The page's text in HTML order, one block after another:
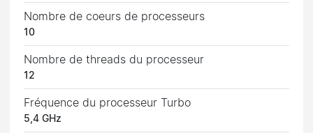
Nombre de coeurs de processeurs
10
Nombre de threads du processeur
12
Fréquence du processeur Turbo
5,4 GHz